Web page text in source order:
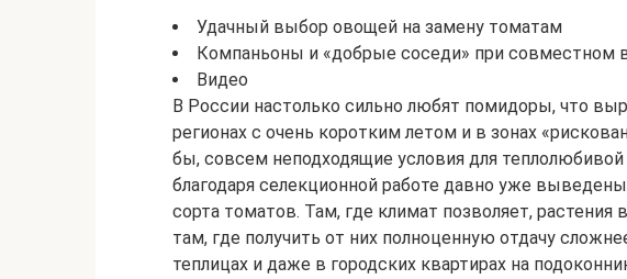
Удачный выбор овощей на замену томатам
Компаньоны и «добрые соседи» при совместном
Видео
В России настолько сильно любят помидоры, что
регионах с очень коротким летом и в зонах
бы, совсем неподходящие условия для
благодаря селекционной работе давно уже
сорта томатов. Там, где климат позволяет,
там, где получить от них полноценную отдачу
теплицах и даже в городских квартирах на